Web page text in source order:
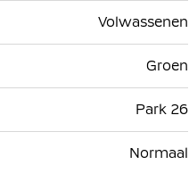
Volwassenen
Groen
Park 26
Normaal